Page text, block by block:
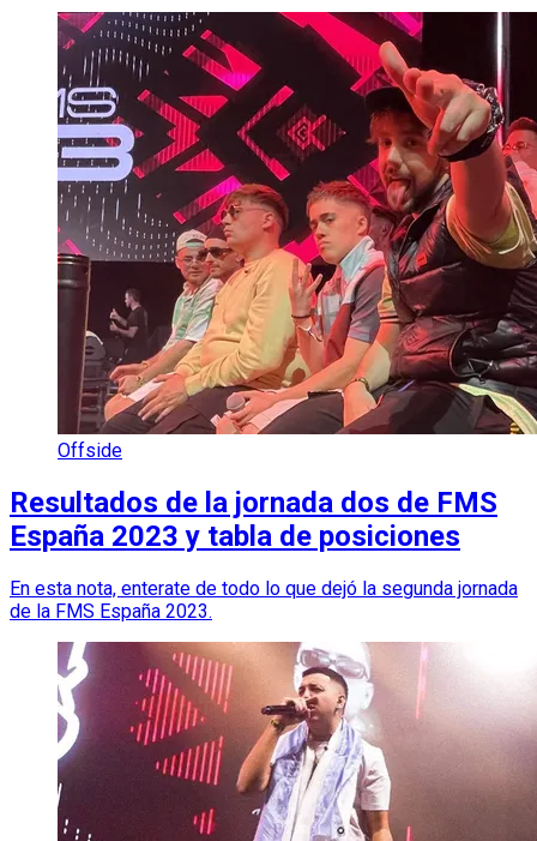
Offside
Resultados de la jornada dos de FMS
España 2023 y tabla de posiciones
En esta nota, enterate de todo lo que dejó la segunda jornada
de la FMS España 2023.